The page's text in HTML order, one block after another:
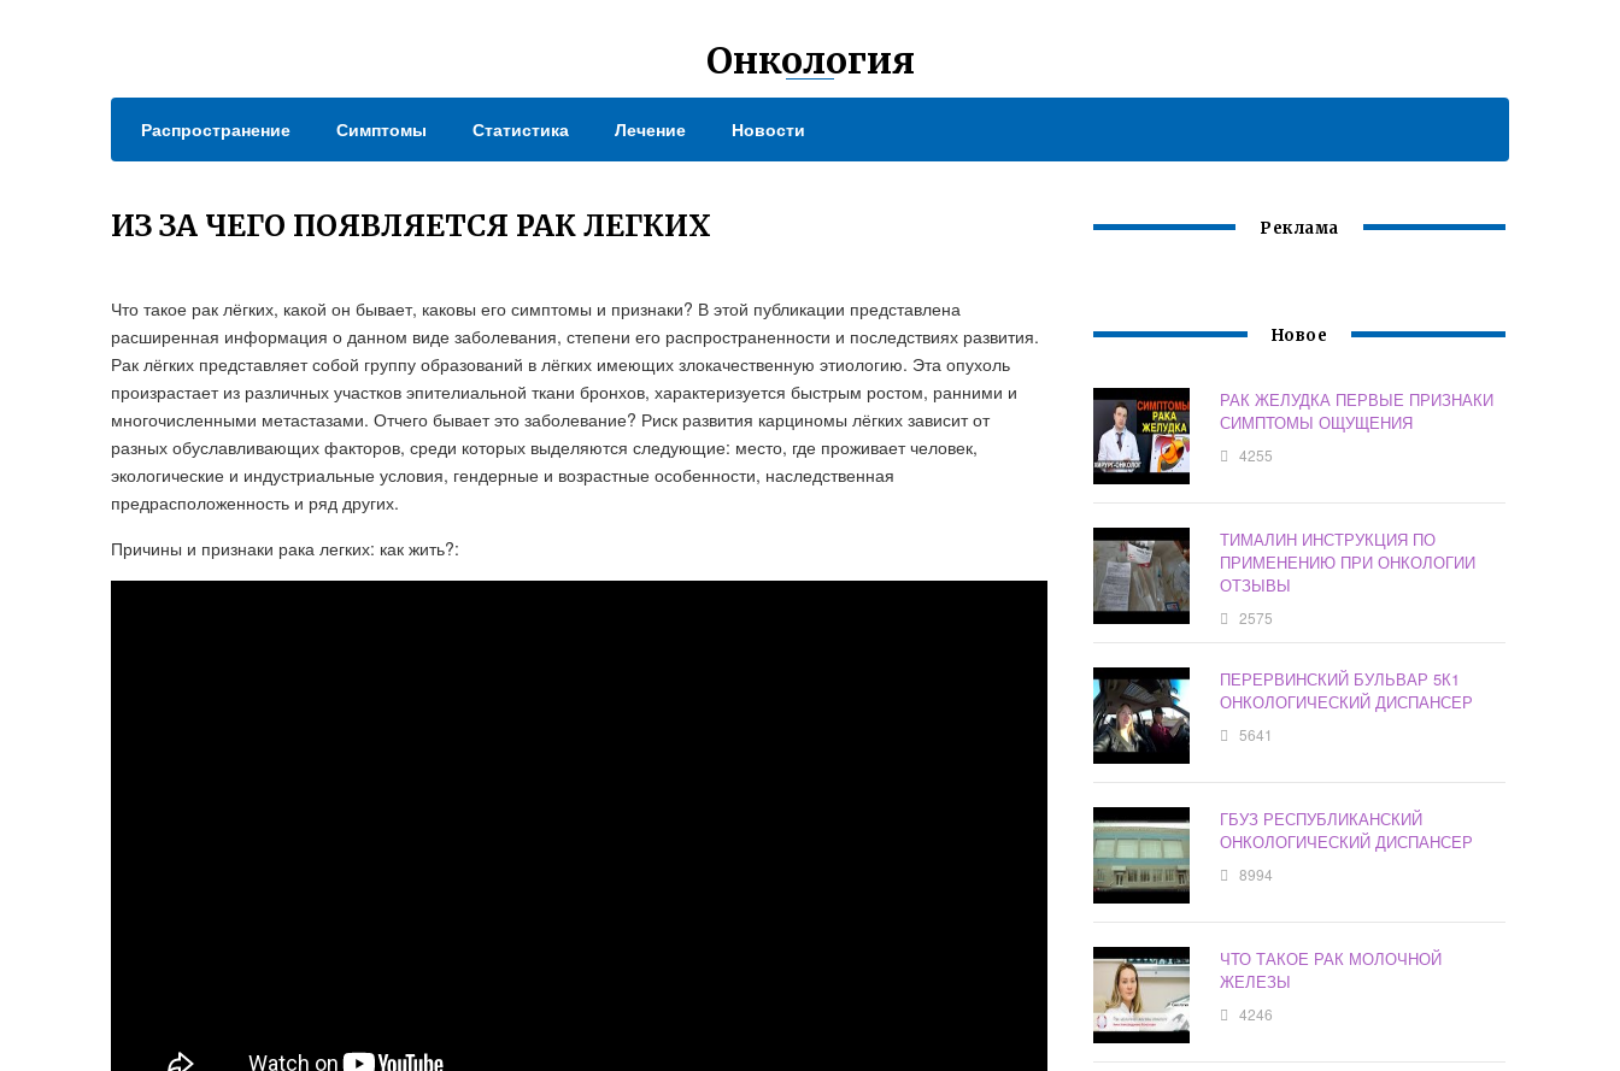
Онкология
Распространение Симптомы Статистика Лечение Новости
ИЗ ЗА ЧЕГО ПОЯВЛЯЕТСЯ РАК ЛЕГКИХ
Что такое рак лёгких, какой он бывает, каковы его симптомы и признаки? В этой публикации представлена
расширенная информация о данном виде заболевания, степени его распространенности и последствиях развития.
Рак лёгких представляет собой группу образований в лёгких имеющих злокачественную этиологию. Эта опухоль
произрастает из различных участков эпителиальной ткани бронхов, характеризуется быстрым ростом, ранними и
многочисленными метастазами. Отчего бывает это заболевание? Риск развития карциномы лёгких зависит от
разных обуславливающих факторов, среди которых выделяются следующие: место, где проживает человек,
экологические и индустриальные условия, гендерные и возрастные особенности, наследственная
предрасположенность и ряд других.
Причины и признаки рака легких: как жить?:
Реклама
Новое
РАК ЖЕЛУДКА ПЕРВЫЕ ПРИЗНАКИ
СИМПТОМЫ ОЩУЩЕНИЯ
4255
ТИМАЛИН ИНСТРУКЦИЯ ПО
ПРИМЕНЕНИЮ ПРИ ОНКОЛОГИИ
ОТЗЫВЫ
2575
ПЕРЕРВИНСКИЙ БУЛЬВАР 5К1
ОНКОЛОГИЧЕСКИЙ ДИСПАНСЕР
5641
ГБУЗ РЕСПУБЛИКАНСКИЙ
ОНКОЛОГИЧЕСКИЙ ДИСПАНСЕР
8994
ЧТО ТАКОЕ РАК МОЛОЧНОЙ
ЖЕЛЕЗЫ
4246